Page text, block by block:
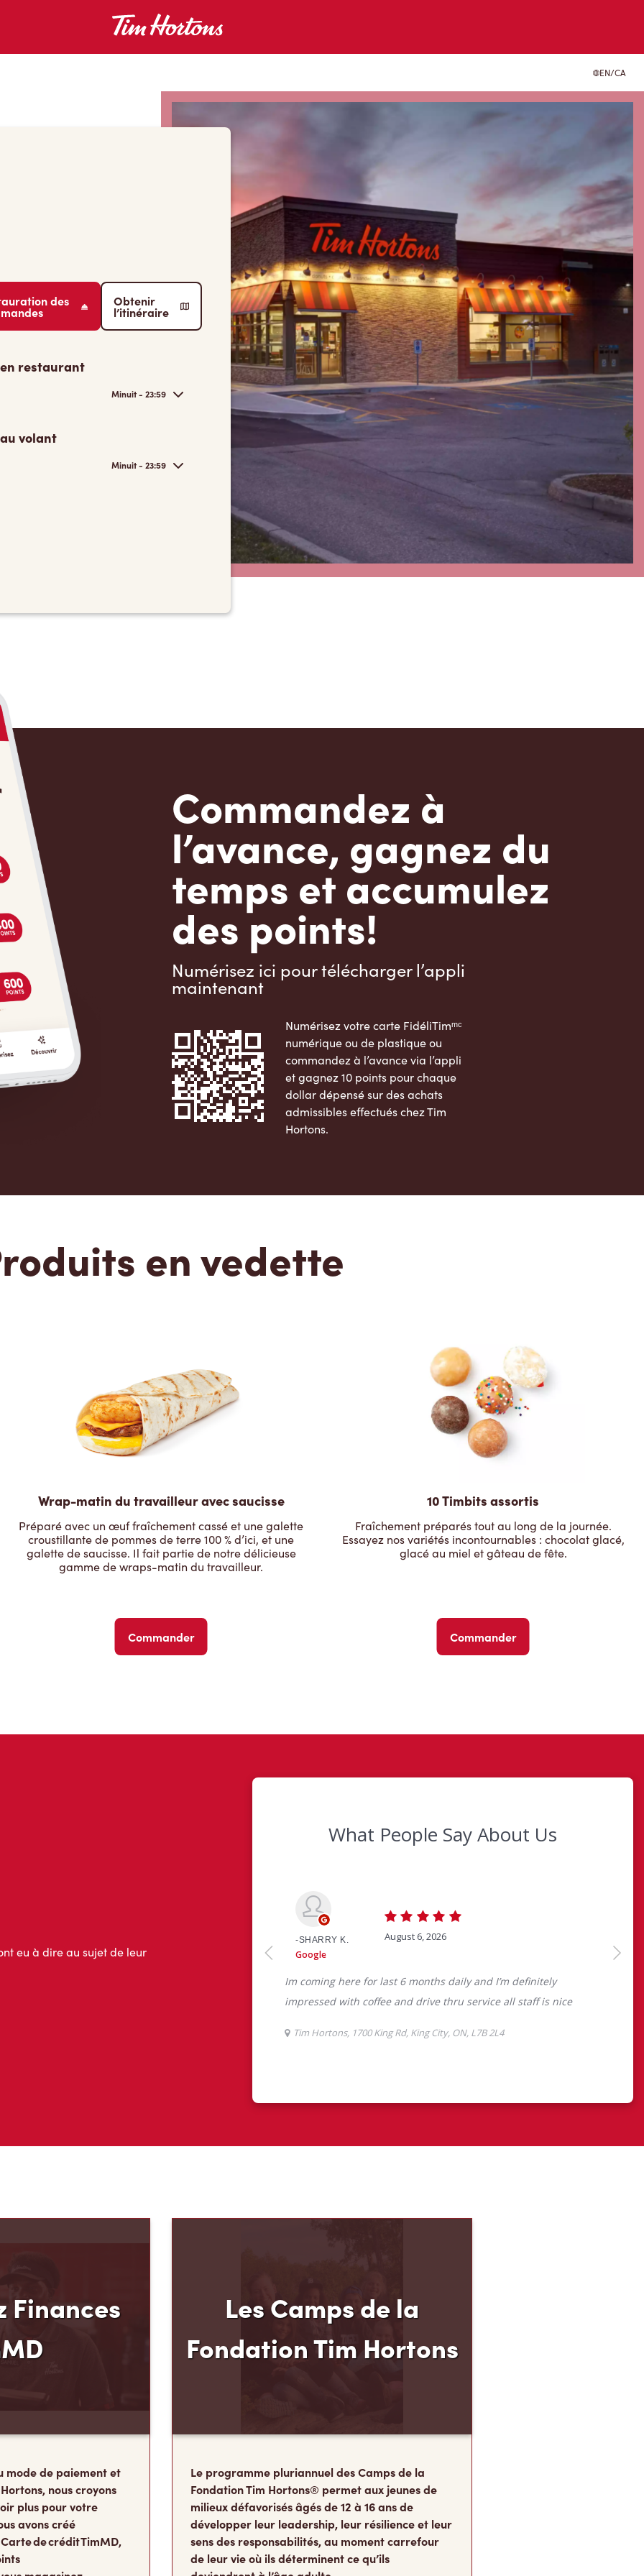
EN/CA
des Obtenir
l’itinéraire
restaurant
Minuit - 23:59
volant
Minuit - 23:59
Commandez à
l’avance, gagnez du
temps et accumulez
des points!
Numérisez ici pour télécharger l’appli
maintenant
Numérisez votre carte FidéliTimᵐᶜ
numérique ou de plastique ou
commandez à l’avance via l’appli
et gagnez 10 points pour chaque
dollar dépensé sur des achats
admissibles effectués chez Tim
Hortons.
en vedette
Wrap-matin du travailleur avec saucisse
Préparé avec un œuf fraîchement cassé et une galette
croustillante de pommes de terre 100 % d’ici, et une
galette de saucisse. Il fait partie de notre délicieuse
gamme de wraps-matin du travailleur.
Commander
10 Timbits assortis
Fraîchement préparés tout au long de la journée.
Essayez nos variétés incontournables : chocolat glacé,
glacé au miel et gâteau de fête.
Commander
nous croyons
plus pour votre
avons créé
de crédit TimMD,
magasinez.
Fondation Tim Hortons
Fondation Tim Hortons® permet aux jeunes de
milieux défavorisés âgés de 12 à 16 ans de
développer leur leadership, leur résilience et leur
sens des responsabilités, au moment carrefour
de leur vie où ils déterminent ce qu’ils
deviendront à l’âge adulte.